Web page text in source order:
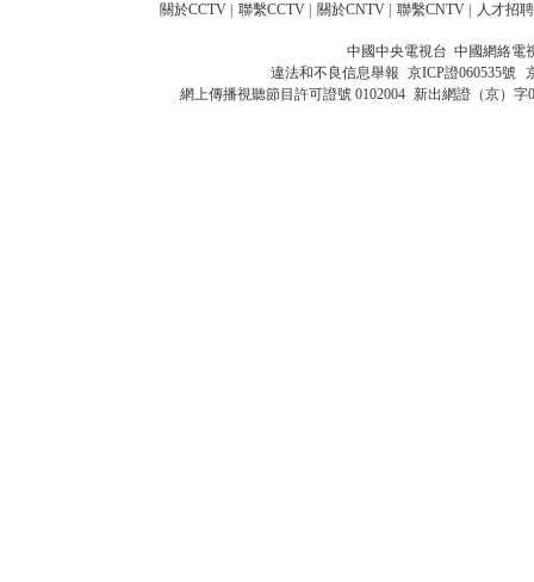
關於CCTV 聯繫CCTV 關於CNTV 聯繫CNTV 人才招聘
中國中央電視台 中國網絡電
違法和不良信息舉報 京ICP證060535號
網上傳播視聽節目許可證號 0102004 新出網證（京）